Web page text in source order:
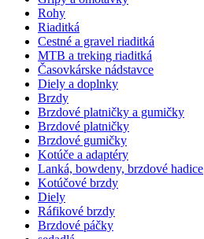
Rohy
Riaditká
Cestné a gravel riaditká
MTB a treking riaditká
Časovkárske nádstavce
Diely a doplnky
Brzdy
Brzdové platničky a gumičky
Brzdové platničky
Brzdové gumičky
Kotúče a adaptéry
Lanká, bowdeny, brzdové hadice
Kotúčové brzdy
Diely
Ráfikové brzdy
Brzdové páčky